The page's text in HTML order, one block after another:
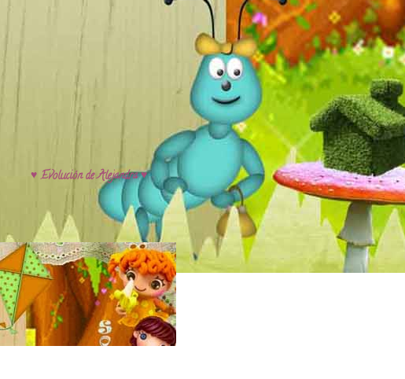
♥️ Evolución de Alejandra ♥️